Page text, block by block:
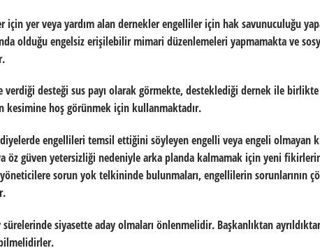
için yer veya yardım alan dernekler engelliler için hak savunuculuğu
olduğu engelsiz erişilebilir mimari düzenlemeleri yapmamakta ve
verdiği desteği sus payı olarak görmekte, desteklediği dernek ile
kesimine hoş görünmek için kullanmaktadır.
engellileri temsil ettiğini söyleyen engelli veya engeli olmayan
öz güven yetersizliği nedeniyle arka planda kalmamak için yeni fikirlerin
sorun yok telkininde bulunmaları, engellilerin sorunlarının
sürelerinde siyasette aday olmaları önlenmelidir. Başkanlıktan